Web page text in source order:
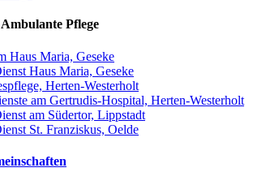
Pflege
Haus Maria, Geseke
Haus Maria, Geseke
Herten-Westerholt
am Gertrudis-Hospital, Herten-Westerholt
am Südertor, Lippstadt
St. Franziskus, Oelde